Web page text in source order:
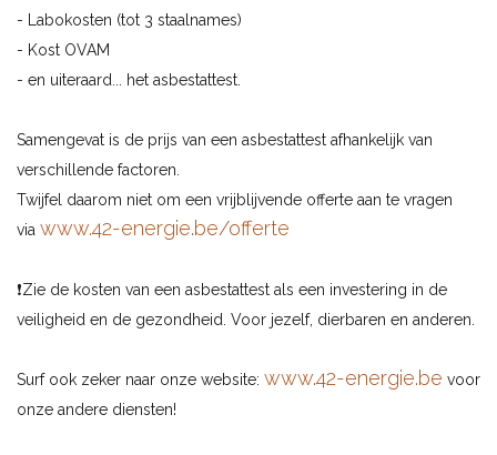
- Labokosten (tot 3 staalnames)
- Kost OVAM
- en uiteraard... het asbestattest.
Samengevat is de prijs van een asbestattest afhankelijk van
verschillende factoren.
Twijfel daarom niet om een vrijblijvende offerte aan te vragen
via www.42-energie.be/offerte
❗️Zie de kosten van een asbestattest als een investering in de
veiligheid en de gezondheid. Voor jezelf, dierbaren en anderen.
Surf ook zeker naar onze website: www.42-energie.be voor
onze andere diensten!